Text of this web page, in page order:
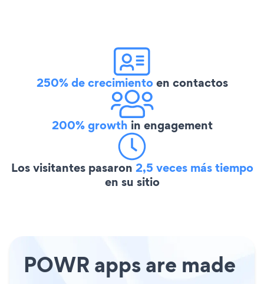
250% de crecimientoen contactos
200% growth in engagement
Los visitantes pasaron 2,5 veces más tiempo
en su sitio
POWR apps are made